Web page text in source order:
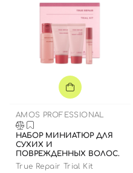
AMOS PROFESSIONAL
НАБОР МИНИАТЮР ДЛЯ
СУХИХ И
ПОВРЕЖДЕННЫХ ВОЛОС.
True Repair Trial Kit